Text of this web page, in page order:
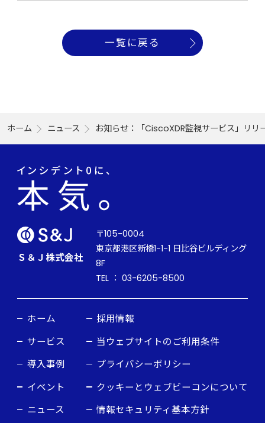
一覧に戻る
ホーム ニュース お知らせ：「CiscoXDR監視サービス」リリ
Ｓ＆Ｊ株式会社
〒105-0004
東京都港区新橋1-1-1 日比谷ビルディング
8F
TEL ： 03-6205-8500
ホーム
サービス
導入事例
イベント
ニュース
採用情報
当ウェブサイトのご利用条件
プライバシーポリシー
クッキーとウェブビーコンについて
情報セキュリティ基本方針